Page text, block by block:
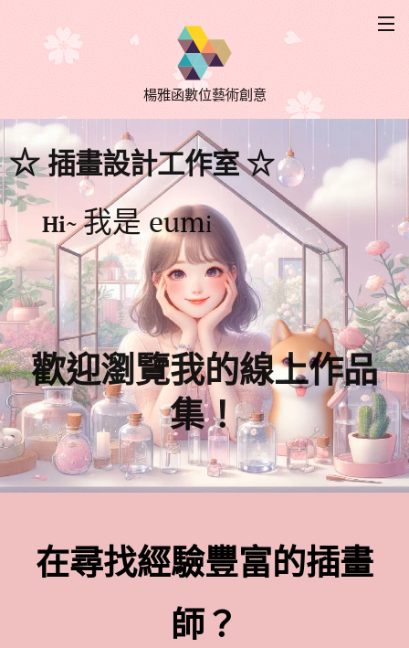
楊雅函數位藝術創意
☆插畫設計工作室 ☆
Hi~我是 eumi
歡迎瀏覽我的線上作品
集！
在尋找經驗豐富的插畫
師？